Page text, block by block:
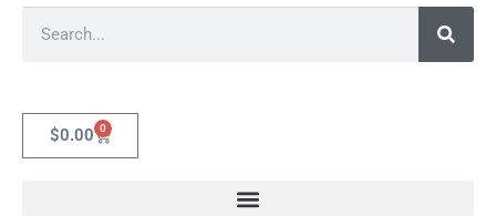
$0.00 0